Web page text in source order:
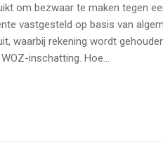
om bezwaar te maken tegen
vastgesteld op basis van
waarbij rekening wordt
inschatting. Hoe...